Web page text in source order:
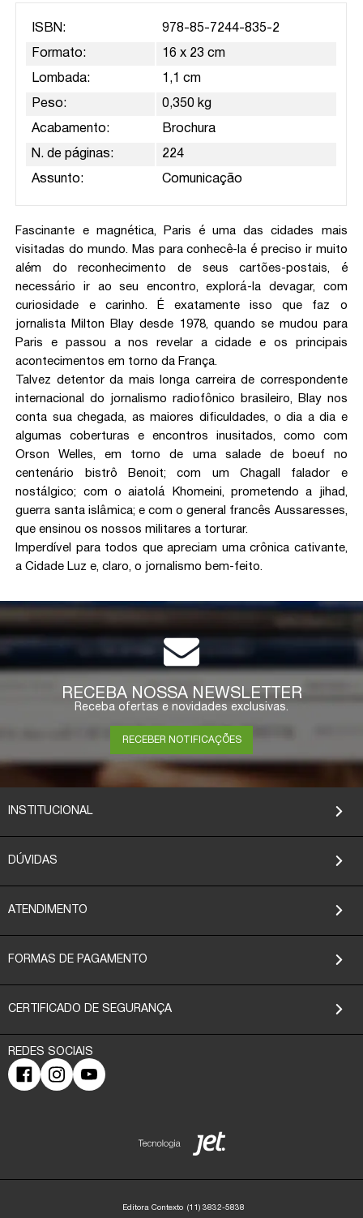
ISBN: 978-85-7244-835-2
Formato: 16 x 23 cm
Lombada: 1,1 cm
Peso: 0,350 kg
Acabamento: Brochura
N. de páginas: 224
Assunto: Comunicação
Fascinante e magnética, Paris é uma das cidades mais
visitadas do mundo. Mas para conhecê-la é preciso ir muito
além do reconhecimento de seus cartões-postais, é
necessário ir ao seu encontro, explorá-la devagar, com
curiosidade e carinho. É exatamente isso que faz o
jornalista Milton Blay desde 1978, quando se mudou para
Paris e passou a nos revelar a cidade e os principais
acontecimentos em torno da França.
Talvez detentor da mais longa carreira de correspondente
internacional do jornalismo radiofônico brasileiro, Blay nos
conta sua chegada, as maiores dificuldades, o dia a dia e
algumas coberturas e encontros inusitados, como com
Orson Welles, em torno de uma salade de boeuf no
centenário bistrô Benoit; com um Chagall falador e
nostálgico; com o aiatolá Khomeini, prometendo a jihad,
guerra santa islâmica; e com o general francês Aussaresses,
que ensinou os nossos militares a torturar.
Imperdível para todos que apreciam uma crônica cativante,
a Cidade Luz e, claro, o jornalismo bem-feito.
RECEBA NOSSA NEWSLETTER
Receba ofertas e novidades exclusivas.
RECEBER NOTIFICAÇÕES
INSTITUCIONAL
DÚVIDAS
ATENDIMENTO
FORMAS DE PAGAMENTO
CERTIFICADO DE SEGURANÇA
Editora Contexto (11) 3832-5838